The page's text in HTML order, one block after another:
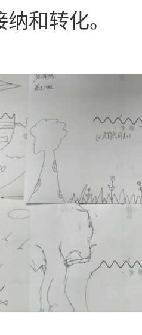
和转化。